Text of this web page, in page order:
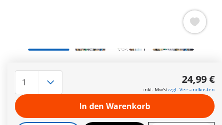
Polizeigeschichten voller Spannung und Nervenkitzel
Zwei maskierte Diebe, funkelnde Juwelen und Vitrinen
sorgen für filmreife Einbruchsszenen
Seil mit Haken ermöglicht rasante Fluchten und kreative
Verfolgungsjagden durch das Museum
24,99 €
inkl. MwStzzgl. Versandkosten
In den Warenkorb